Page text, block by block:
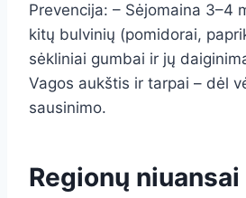
Prevencija: – Sėjomaina 3–4
kitų bulvinių (pomidorai,
sėkliniai gumbai ir jų
Vagos aukštis ir tarpai – dėl
sausinimo.
Regionų